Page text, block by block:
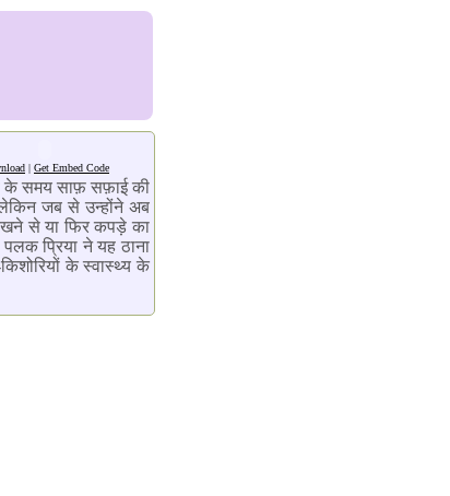
| Get Embed Code
के समय साफ़ सफ़ाई की
लेकिन जब से उन्होंने अब
रखने से या फिर कपड़े का
प्रिया ने यह ठाना
के स्वास्थ्य के